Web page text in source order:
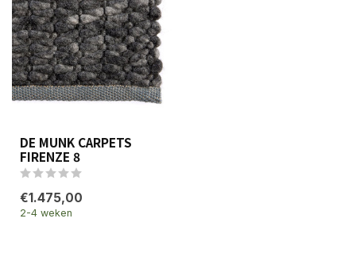
DE MUNK CARPETS
FIRENZE 8
€1.475,00
2-4 weken